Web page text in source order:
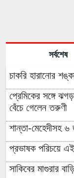
সর্বশেষ
চাকরি হারানোর
প্রেমিকের সঙ্গে
বেঁচে গেলেন তরুণী
শান্তা-মেহেদীসহ ৬
প্রভাষক পরিচয়ে
সাকিবের মাগুরার